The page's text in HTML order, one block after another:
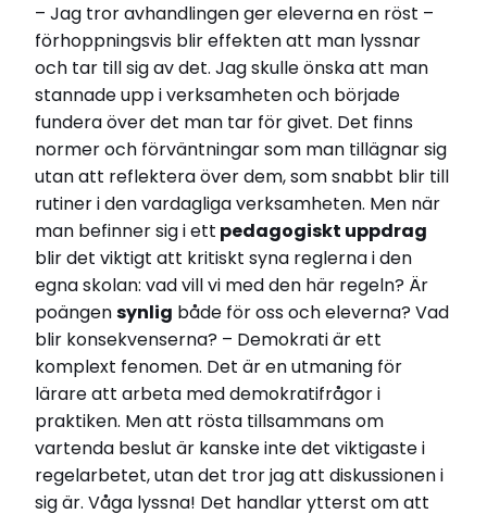
– Jag tror avhandlingen ger eleverna en röst –
förhoppningsvis blir effekten att man lyssnar
och tar till sig av det. Jag skulle önska att man
stannade upp i verksamheten och började
fundera över det man tar för givet. Det finns
normer och förväntningar som man tillägnar sig
utan att reflektera över dem, som snabbt blir till
rutiner i den vardagliga verksamheten. Men när
man befinner sig i ett pedagogiskt uppdrag
blir det viktigt att kritiskt syna reglerna i den
egna skolan: vad vill vi med den här regeln? Är
poängensynlig både för oss och eleverna? Vad
blir konsekvenserna? – Demokrati är ett
komplext fenomen. Det är en utmaning för
lärare att arbeta med demokratifrågor i
praktiken. Men att rösta tillsammans om
vartenda beslut är kanske inte det viktigaste i
regelarbetet, utan det tror jag att diskussionen i
sig är. Våga lyssna! Det handlar ytterst om att